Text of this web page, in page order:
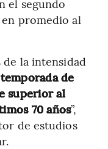
el segundo
promedio al
de la intensidad
de
superior al
70 años”,
de estudios